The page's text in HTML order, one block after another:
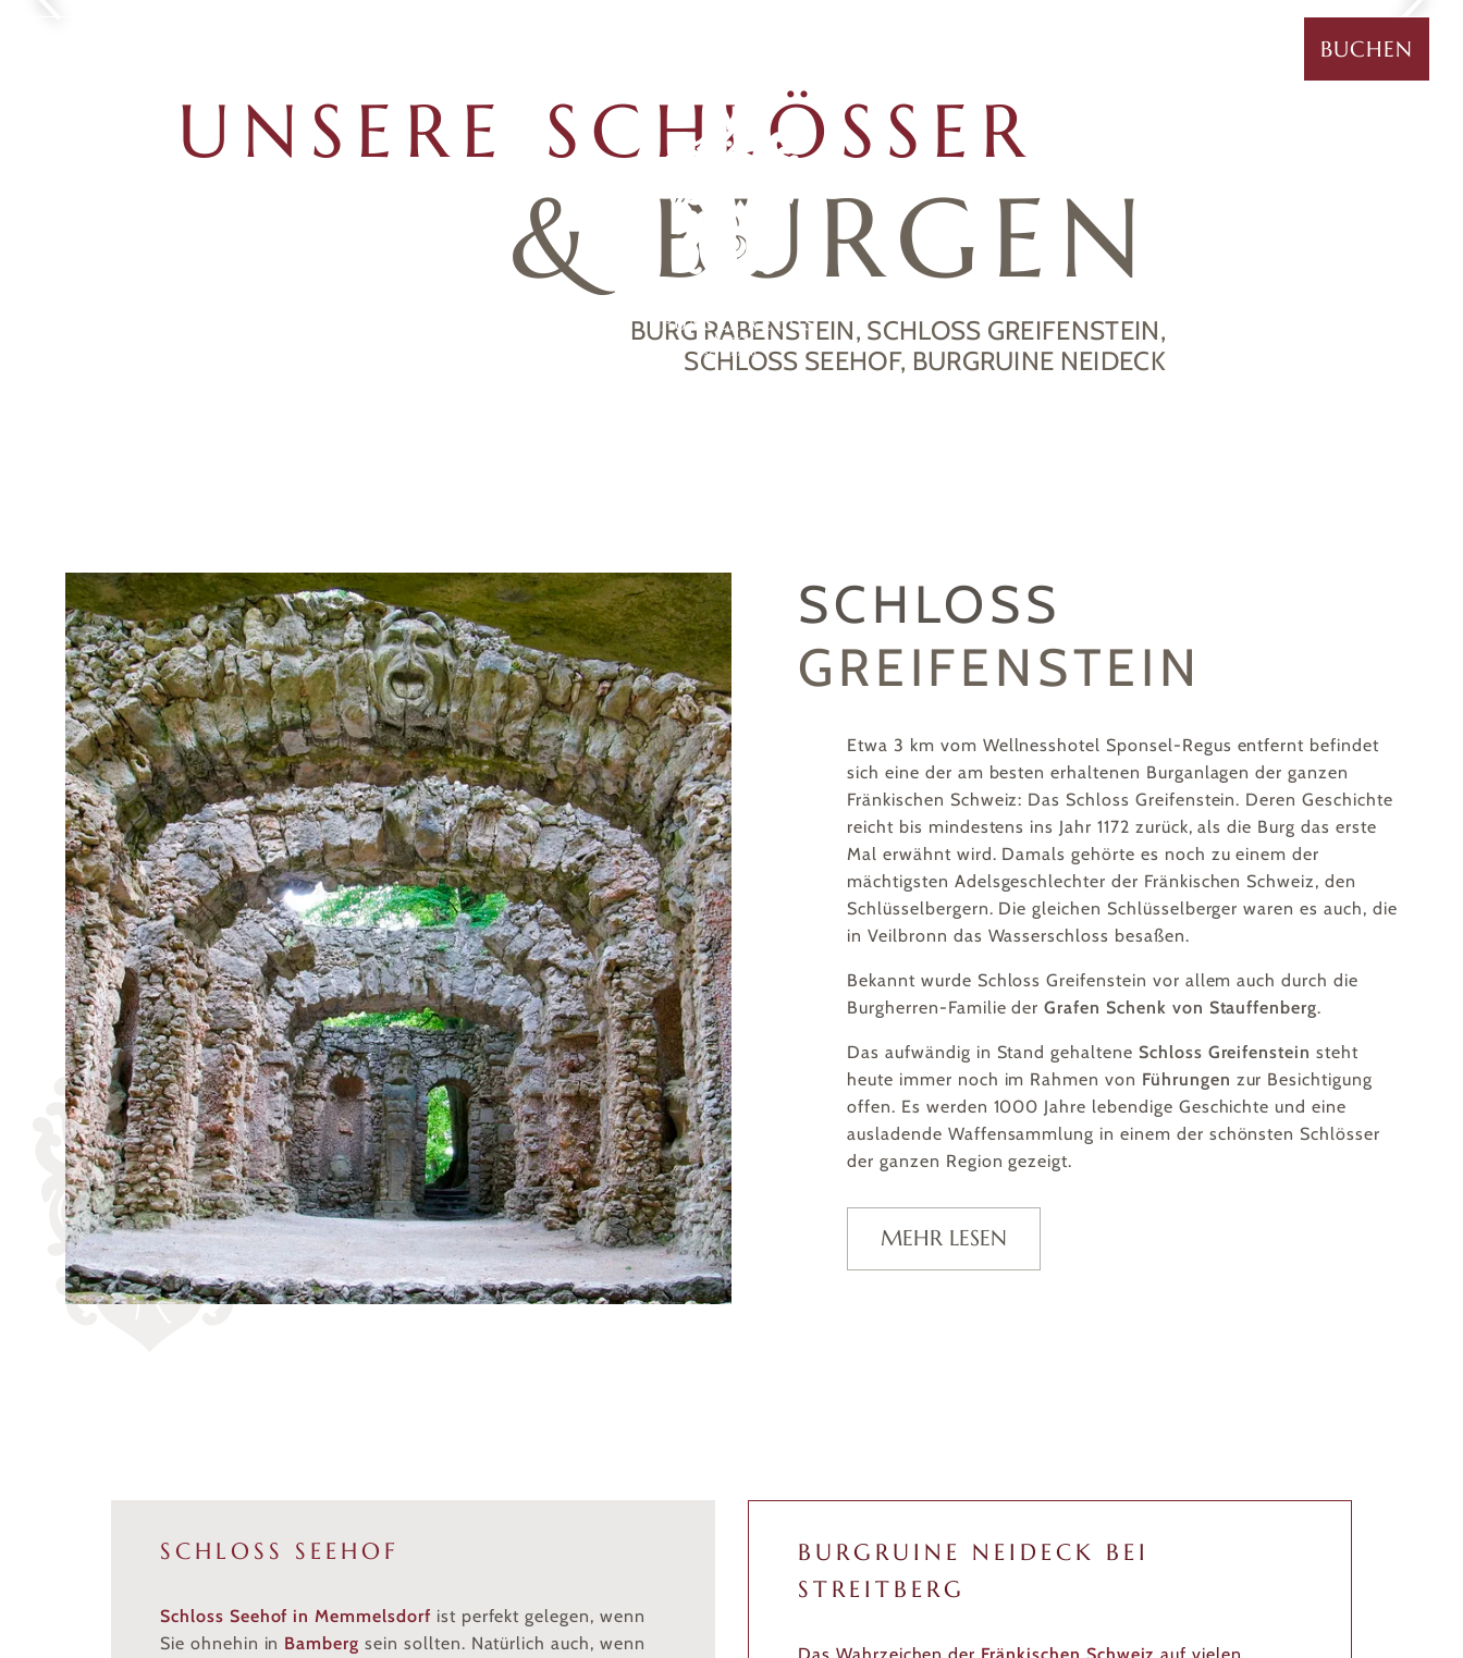
BUCHEN
UNSERE SCHLÖSSER
& BURGEN
BURG RABENSTEIN, SCHLOSS GREIFENSTEIN,
SCHLOSS SEEHOF, BURGRUINE NEIDECK
SCHLOSS
GREIFENSTEIN
Etwa 3 km vom Wellnesshotel Sponsel-Regus entfernt befindet
sich eine der am besten erhaltenen Burganlagen der ganzen
Fränkischen Schweiz: Das Schloss Greifenstein. Deren Geschichte
reicht bis mindestens ins Jahr 1172 zurück, als die Burg das erste
Mal erwähnt wird. Damals gehörte es noch zu einem der
mächtigsten Adelsgeschlechter der Fränkischen Schweiz, den
Schlüsselbergern. Die gleichen Schlüsselberger waren es auch, die
in Veilbronn das Wasserschloss besaßen.
Bekannt wurde Schloss Greifenstein vor allem auch durch die
Burgherren-Familie derGrafen Schenk von Stauffenberg.
Das aufwändig in Stand gehaltene Schloss Greifenstein steht
heute immer noch im Rahmen von Führungen zur Besichtigung
offen. Es werden 1000 Jahre lebendige Geschichte und eine
ausladende Waffensammlung in einem der schönsten Schlösser
der ganzen Region gezeigt.
MEHR LESEN
SCHLOSS SEEHOF
Schloss Seehof in Memmelsdorfist perfekt gelegen, wenn
Sie ohnehin in Bamberg sein sollten. Natürlich auch, wenn
BURGRUINE NEIDECK BEI
STREITBERG